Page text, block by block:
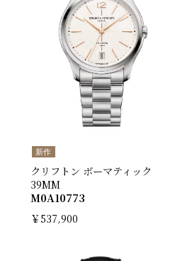
新作
クリフトン ボーマティック
39MM
M0A10773
￥537,900